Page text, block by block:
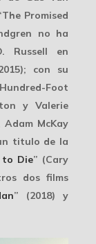
Promised
no ha
Russell en
con su
Foot
y Valerie
McKay
titulo de la
to Die” (Cary
dos films
” (2018) y